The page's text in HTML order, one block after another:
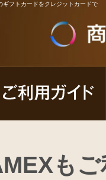
フトカードをクレジットカードで
も